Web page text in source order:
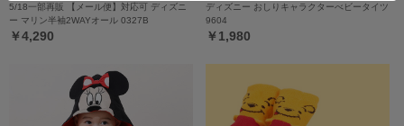
5/18一部再販 【メール便】対応可 ディズニ
ー マリン半袖2WAYオール 0327B
￥4,290
ディズニー おしりキャラクターべビータイツ
9604
￥1,980